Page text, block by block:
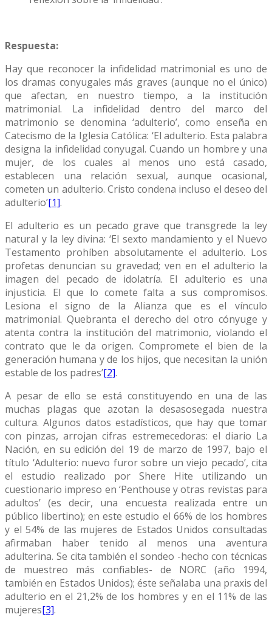
Respuesta:
Hay que reconocer la infidelidad matrimonial es uno de
los dramas conyugales más graves (aunque no el único)
que afectan, en nuestro tiempo, a la institución
matrimonial. La infidelidad dentro del marco del
matrimonio se denomina ‘adulterio’, como enseña en
Catecismo de la Iglesia Católica: ‘El adulterio. Esta palabra
designa la infidelidad conyugal. Cuando un hombre y una
mujer, de los cuales al menos uno está casado,
establecen una relación sexual, aunque ocasional,
cometen un adulterio. Cristo condena incluso el deseo del
adulterio’[1].
El adulterio es un pecado grave que transgrede la ley
natural y la ley divina: ‘El sexto mandamiento y el Nuevo
Testamento prohíben absolutamente el adulterio. Los
profetas denuncian su gravedad; ven en el adulterio la
imagen del pecado de idolatría. El adulterio es una
injusticia. El que lo comete falta a sus compromisos.
Lesiona el signo de la Alianza que es el vínculo
matrimonial. Quebranta el derecho del otro cónyuge y
atenta contra la institución del matrimonio, violando el
contrato que le da origen. Compromete el bien de la
generación humana y de los hijos, que necesitan la unión
estable de los padres’[2].
A pesar de ello se está constituyendo en una de las
muchas plagas que azotan la desasosegada nuestra
cultura. Algunos datos estadísticos, que hay que tomar
con pinzas, arrojan cifras estremecedoras: el diario La
Nación, en su edición del 19 de marzo de 1997, bajo el
título ‘Adulterio: nuevo furor sobre un viejo pecado’, cita
el estudio realizado por Shere Hite utilizando un
cuestionario impreso en ‘Penthouse y otras revistas para
adultos’ (es decir, una encuesta realizada entre un
público libertino); en este estudio el 66% de los hombres
y el 54% de las mujeres de Estados Unidos consultadas
afirmaban haber tenido al menos una aventura
adulterina. Se cita también el sondeo -hecho con técnicas
de muestreo más confiables- de NORC (año 1994,
también en Estados Unidos); éste señalaba una praxis del
adulterio en el 21,2% de los hombres y en el 11% de las
mujeres[3].